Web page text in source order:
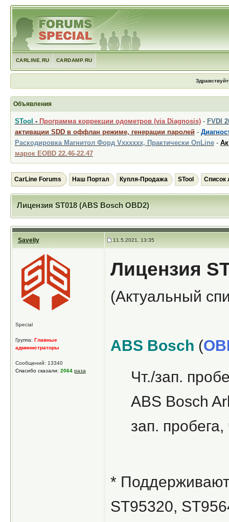
CARLINE.RU CARDAMP.RU
Объявления
STool - Программа коррекции одометров (via Diagnosis)- FVDI
активации SDD в оффлан режиме, генерации паролей -
Раскодировка Магнитол Форд Vxxxxxx, Практически OnLine-
марок EOBD 22.46-22.47
CarLine Forums Наш Портал Купля-Продажа STool Список
Лицензия ST018 (ABS Bosch OBD2)
Saveliy 11.5.2021, 13:35
Special
Группа: Главные
администраторы
Сообщений: 13340
Спасибо сказали: 2064 раза
Лицензия
(Актуальный
ABS Bosch (
Чт./зап.
ABS Bosch
зап.
*
ST95320,